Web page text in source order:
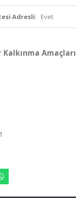
Adresli: Evet
Amaçları